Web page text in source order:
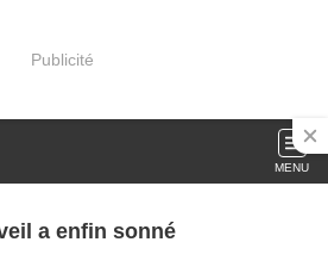
Publicité
MENU
a enfin sonné